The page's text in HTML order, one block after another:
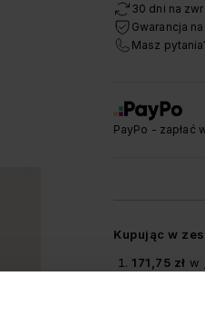
30 dni na
Gwarancja
Masz
PayPo - zapłać
Kupując w
171,75 zł w